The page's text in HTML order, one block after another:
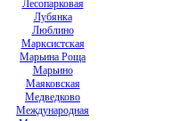
Лесопарковая
Лубянка
Люблино
Марксистская
Марьина Роща
Марьино
Маяковская
Медведково
Международная